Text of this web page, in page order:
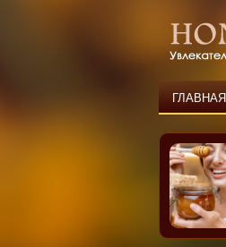
ГЛАВНАЯ